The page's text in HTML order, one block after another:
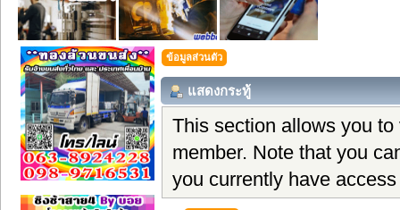
ข้อมูลส่วนตัว
แสดงกระทู้
This section allows you
member. Note that you
you currently have